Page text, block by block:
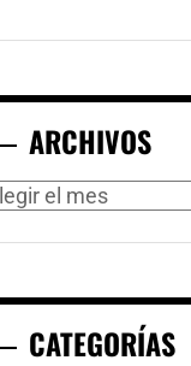
ARCHIVOS
CATEGORÍAS